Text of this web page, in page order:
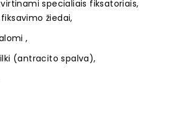
specialiais fiksatoriais,
žiedai,
,
(antracito spalva),